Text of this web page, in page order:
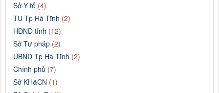
Sở Y tế (4)
TU Tp Hà Tĩnh (2)
HĐND tỉnh (12)
Sở Tư pháp (2)
UBND Tp Hà Tĩnh (2)
Chính phủ (7)
Sở KH&CN (1)